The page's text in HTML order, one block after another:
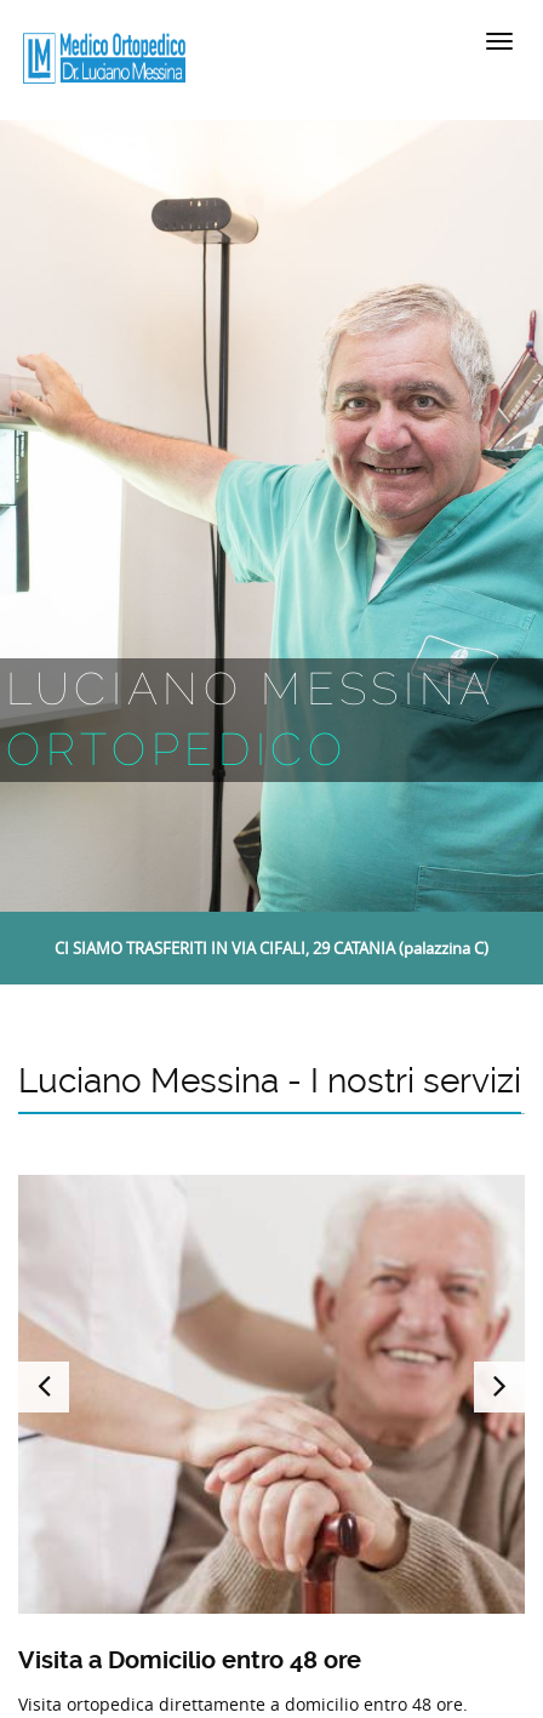
LUCIANO MESSINA
ORTOPEDICO
CI SIAMO TRASFERITI IN VIA CIFALI, 29 CATANIA (palazzina C)
Luciano Messina - I nostri servizi
Visita a Domicilio entro 48 ore
Visita ortopedica direttamente a domicilio entro 48 ore.